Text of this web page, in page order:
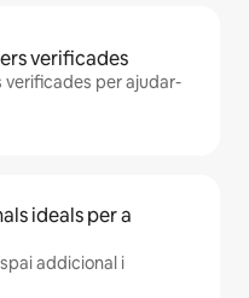
verificades
verificades per ajudar-
ideals per a
addicional i